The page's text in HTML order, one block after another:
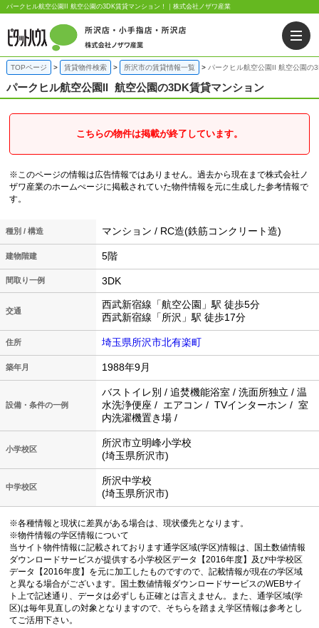
パークヒル航空公園II 航空公園の3DK賃貸マンション！｜株式会社ノザワ産業
TOPページ 賃貸物件検索 所沢市の賃貸情報一覧 パークヒル航空公園II 航空公園の
パークヒル航空公園II 航空公園の3DK賃貸マンション
こちらの物件は掲載が終了しています。
※このページの情報は広告情報ではありません。過去から現在まで株式会社ノ
ザワ産業のホームぺージに掲載されていた物件情報を元に生成した参考情報で
す。
種別 / 構造 マンション / RC造(鉄筋コンクリート造)
建物階建 5階
間取り一例 3DK
交通
西武新宿線「航空公園」駅 徒歩5分
西武新宿線「所沢」駅 徒歩17分
住所 埼玉県所沢市北有楽町
築年月 1988年9月
設備・条件の一例
バストイレ別 / 追焚機能浴室 / 洗面所独立 / 温
水洗浄便座 / エアコン / TVインターホン / 室
内洗濯機置き場 /
小学校区
所沢市立明峰小学校
(埼玉県所沢市)
中学校区
所沢中学校
(埼玉県所沢市)
※各種情報と現状に差異がある場合は、現状優先となります。
※物件情報の学区情報について
当サイト物件情報に記載されております通学区域(学区)情報は、国土数値情報
ダウンロードサービスが提供する小学校区データ【2016年度】及び中学校区
データ【2016年度】を元に加工したものですので、記載情報が現在の学区域
と異なる場合がございます。国土数値情報ダウンロードサービスのWEBサイ
ト上で記述通り、データは必ずしも正確とは言えません。また、通学区域(学
区)は毎年見直しの対象となりますので、そちらを踏まえ学区情報は参考とし
てご活用下さい。